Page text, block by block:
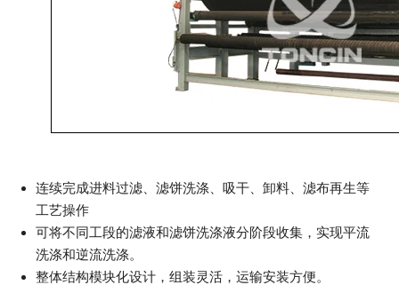
连续完成进料过滤、滤饼洗涤、吸干、卸料、滤布再生等
工艺操作
可将不同工段的滤液和滤饼洗涤液分阶段收集，实现平流
洗涤和逆流洗涤。
整体结构模块化设计，组装灵活，运输安装方便。